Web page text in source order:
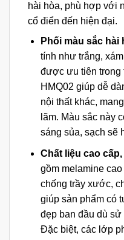
hài hòa, phù hợp với
cổ điển đến hiện đại.
Phối màu sắc hài
tính như trắng,
được ưu tiên trong
HMQ02 giúp dễ
nội thất khác,
lãm. Màu sắc này
sáng sủa, sạch sẽ
Chất liệu cao
gồm melamine
chống trầy xước,
giúp sản phẩm có
đẹp ban đầu dù
Đặc biệt, các lớp